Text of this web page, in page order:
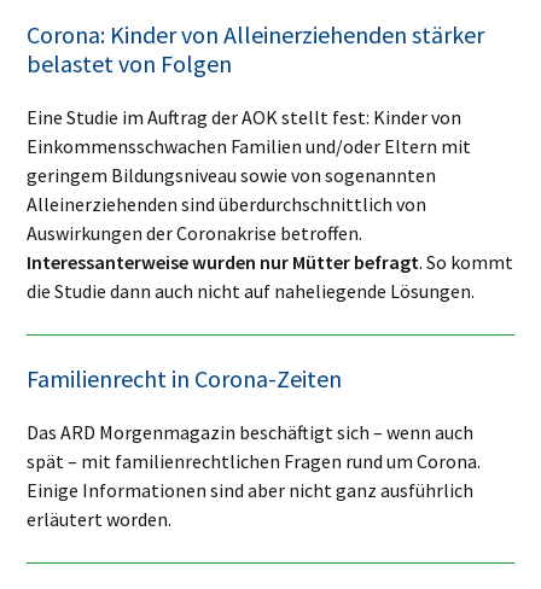
Corona: Kinder von Alleinerziehenden stärker
belastet von Folgen
Eine Studie im Auftrag der AOK stellt fest: Kinder von
Einkommensschwachen Familien und/oder Eltern mit
geringem Bildungsniveau sowie von sogenannten
Alleinerziehenden sind überdurchschnittlich von
Auswirkungen der Coronakrise betroffen.
Interessanterweise wurden nur Mütter befragt. So kommt
die Studie dann auch nicht auf naheliegende Lösungen.
Familienrecht in Corona-Zeiten
Das ARD Morgenmagazin beschäftigt sich – wenn auch
spät – mit familienrechtlichen Fragen rund um Corona.
Einige Informationen sind aber nicht ganz ausführlich
erläutert worden.